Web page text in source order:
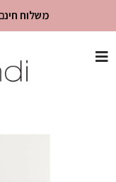
שִׂים
משלוח חינם